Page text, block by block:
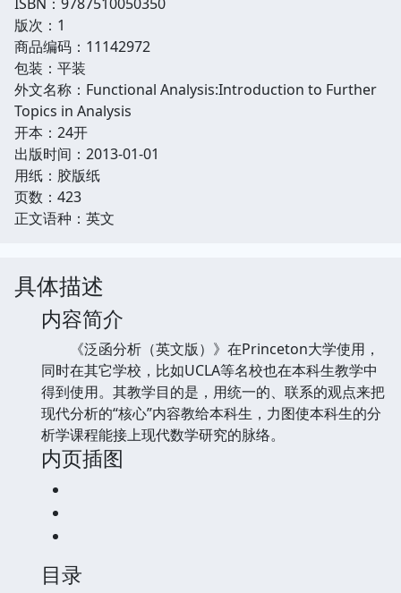
版次：1
商品编码：11142972
包装：平装
外文名称：Functional Analysis:Introduction to Further
Topics in Analysis
开本：24开
出版时间：2013-01-01
用纸：胶版纸
页数：423
正文语种：英文
具体描述
内容简介
《泛函分析（英文版）》在Princeton大学使用，
同时在其它学校，比如UCLA等名校也在本科生教学中
得到使用。其教学目的是，用统一的、联系的观点来把
现代分析的“核心”内容教给本科生，力图使本科生的分
析学课程能接上现代数学研究的脉络。
内页插图
目录